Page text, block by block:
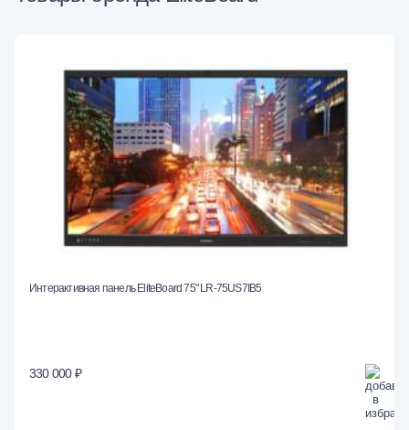
Интерактивная панель EliteBoard 75" LR-75US7IB5
330 000 ₽